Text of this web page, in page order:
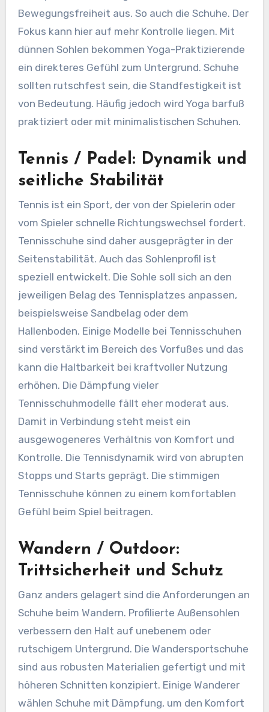
Bewegungsfreiheit aus. So auch die Schuhe. Der
Fokus kann hier auf mehr Kontrolle liegen. Mit
dünnen Sohlen bekommen Yoga-Praktizierende
ein direkteres Gefühl zum Untergrund. Schuhe
sollten rutschfest sein, die Standfestigkeit ist
von Bedeutung. Häufig jedoch wird Yoga barfuß
praktiziert oder mit minimalistischen Schuhen.
Tennis / Padel: Dynamik und
seitliche Stabilität
Tennis ist ein Sport, der von der Spielerin oder
vom Spieler schnelle Richtungswechsel fordert.
Tennisschuhe sind daher ausgeprägter in der
Seitenstabilität. Auch das Sohlenprofil ist
speziell entwickelt. Die Sohle soll sich an den
jeweiligen Belag des Tennisplatzes anpassen,
beispielsweise Sandbelag oder dem
Hallenboden. Einige Modelle bei Tennisschuhen
sind verstärkt im Bereich des Vorfußes und das
kann die Haltbarkeit bei kraftvoller Nutzung
erhöhen. Die Dämpfung vieler
Tennisschuhmodelle fällt eher moderat aus.
Damit in Verbindung steht meist ein
ausgewogeneres Verhältnis von Komfort und
Kontrolle. Die Tennisdynamik wird von abrupten
Stopps und Starts geprägt. Die stimmigen
Tennisschuhe können zu einem komfortablen
Gefühl beim Spiel beitragen.
Wandern / Outdoor:
Trittsicherheit und Schutz
Ganz anders gelagert sind die Anforderungen an
Schuhe beim Wandern. Profilierte Außensohlen
verbessern den Halt auf unebenem oder
rutschigem Untergrund. Die Wandersportschuhe
sind aus robusten Materialien gefertigt und mit
höheren Schnitten konzipiert. Einige Wanderer
wählen Schuhe mit Dämpfung, um den Komfort